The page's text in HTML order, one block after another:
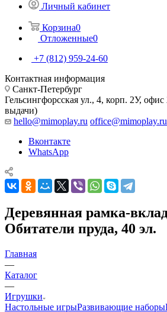
Личный кабинет
Корзина0
Отложенные0
+7 (812) 959-24-60
Контактная информация
Санкт-Петербург
Гельсингфорсская ул., 4, корп. 2У,
выдачи)
hello@mimoplay.ru office@mimoplay.ru
Вконтакте
WhatsApp
Деревянная рамка-
Обитатели пруда, 40 эл.
Главная
—
Каталог
—
Игрушки
Настольные игрыРазвивающие наборы